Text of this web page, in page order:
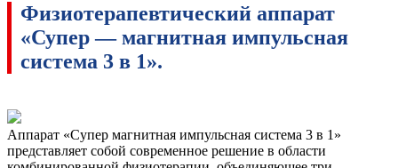
Физиотерапевтический аппарат
«Супер — магнитная импульсная
система 3 в 1».
Аппарат «Супер магнитная импульсная система 3 в 1»
представляет собой современное решение в области